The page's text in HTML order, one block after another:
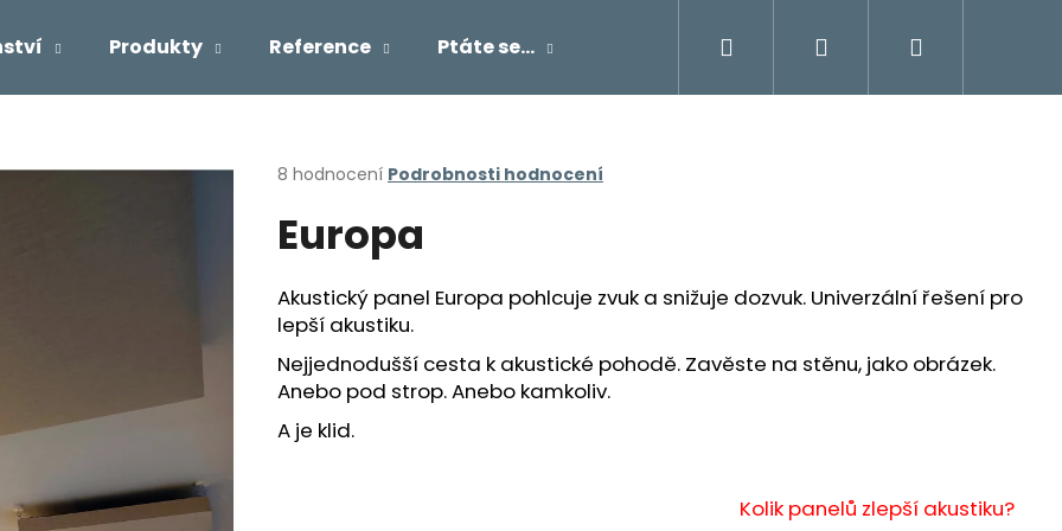
Produkty Reference Ptáte se... Galerie Přihlášení
Průměrné
produktu
je
z
5
hvězdiček.
8 hodnocení Podrobnosti hodnocení
Europa
Akustický panel Europa pohlcuje zvuk a snižuje dozvuk. Univerzální řešení pro
lepší akustiku.
Nejjednodušší cesta k akustické pohodě. Zavěste na stěnu, jako obrázek.
Anebo pod strop. Anebo kamkoliv.
A je klid.
Kolik panelů zlepší akustiku?
HLEDAT